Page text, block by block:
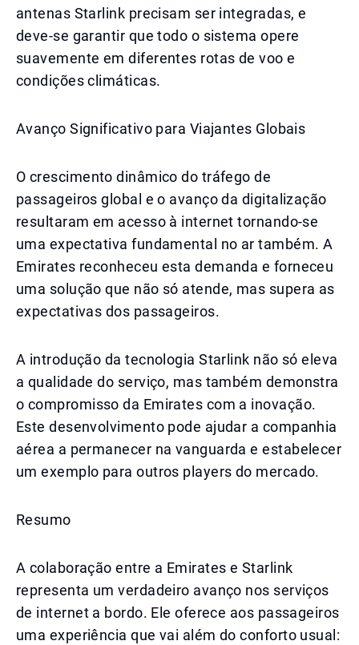
antenas Starlink precisam ser integradas, e
deve-se garantir que todo o sistema opere
suavemente em diferentes rotas de voo e
condições climáticas.
Avanço Significativo para Viajantes Globais
O crescimento dinâmico do tráfego de
passageiros global e o avanço da digitalização
resultaram em acesso à internet tornando-se
uma expectativa fundamental no ar também. A
Emirates reconheceu esta demanda e forneceu
uma solução que não só atende, mas supera as
expectativas dos passageiros.
A introdução da tecnologia Starlink não só eleva
a qualidade do serviço, mas também demonstra
o compromisso da Emirates com a inovação.
Este desenvolvimento pode ajudar a companhia
aérea a permanecer na vanguarda e estabelecer
um exemplo para outros players do mercado.
Resumo
A colaboração entre a Emirates e Starlink
representa um verdadeiro avanço nos serviços
de internet a bordo. Ele oferece aos passageiros
uma experiência que vai além do conforto usual: